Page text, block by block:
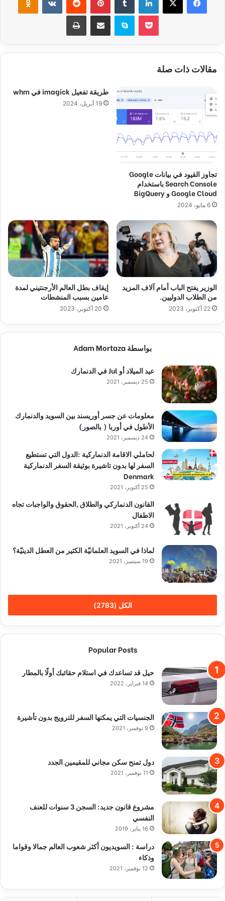
سكايب
مقالات ذات صلة
تجاوز القيود في بيانات Google
Search Console باستخدام
Google Cloud و BigQuery
6 مايو، 2024
طريقة تفعيل imagick في whm
19 أبريل، 2024
الوزير يفتح الباب أمام آلاف المزيد
من الطلاب الدوليين.
22 أكتوبر، 2023
إيقاف بطل العالم الأرجنتيني لمدة
عامين بسبب المنشطات
20 أكتوبر، 2023
بواسطة Adam Mortaza
عيد الميلاد أو Jul في الدنمارك
25 ديسمبر، 2021
معلومات عن جسر أوريسند بين السويد والدنمارك
الأطول في أوربا ( بالصور)
24 ديسمبر، 2021
لحاملي الاقامة الدنماركية :الدول التي تستطيع
السفر لها بدون تاشيرة بوثيقة السفر الدنماركية
Denmark
25 أكتوبر، 2021
القانون الدنماركي والطلاق ,الحقوق والواجبات تجاه
الاطفال
24 أكتوبر، 2021
لماذا في السويد العلمانيّة الكثير من العطل الدينيّة؟
19 سبتمبر، 2021
الكل (2783)
Popular Posts
حيل قد تساعدك في استلام حقائبك أولًا بالمطار
14 فبراير، 2022
الجنسيات التي يمكنها السفر للنرويج بدون تأشيرة
9 نوفمبر، 2021
دول تمنح سكن مجاني للمقيمين الجدد
11 نوفمبر، 2021
مشروع قانون جديد: السجن 3 سنوات للعنف
النفسي
16 يناير، 2019
دراسة : السويديون أكثر شعوب العالم جمالا وقواما
وذكاء
12 نوفمبر، 2021